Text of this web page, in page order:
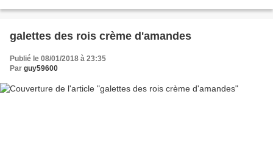
galettes des rois crème d'amandes
Publié le 08/01/2018 à 23:35
Par guy59600